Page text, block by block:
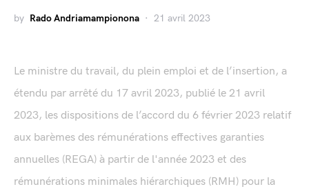
by Rado Andriamampionona 21 avril 2023
Le ministre du travail, du plein emploi et de l’insertion, a
étendu par arrêté du 17 avril 2023, publié le 21 avril
2023, les dispositions de l’accord du 6 février 2023 relatif
aux barèmes des rémunérations effectives garanties
annuelles (REGA) à partir de l'année 2023 et des
rémunérations minimales hiérarchiques (RMH) pour la